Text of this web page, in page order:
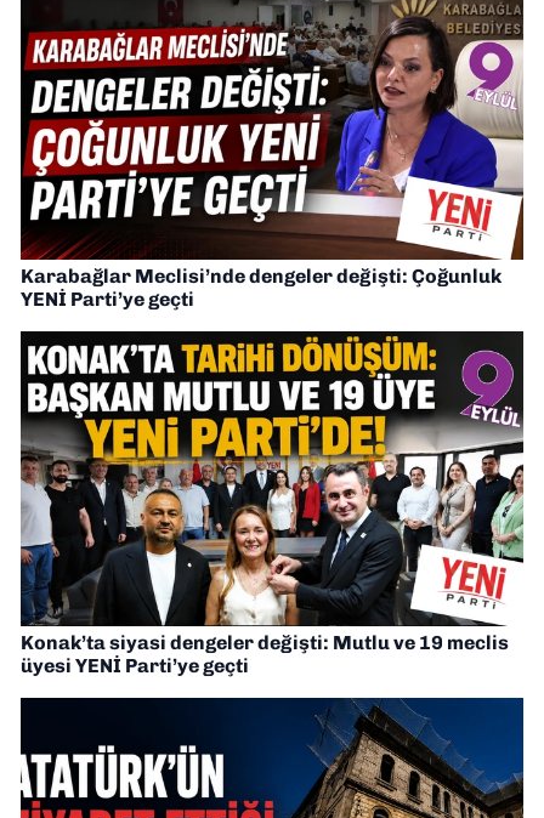
Karabağlar Meclisi’nde dengeler değişti: Çoğunluk
YENİ Parti’ye geçti
Konak’ta siyasi dengeler değişti: Mutlu ve 19 meclis
üyesi YENİ Parti’ye geçti